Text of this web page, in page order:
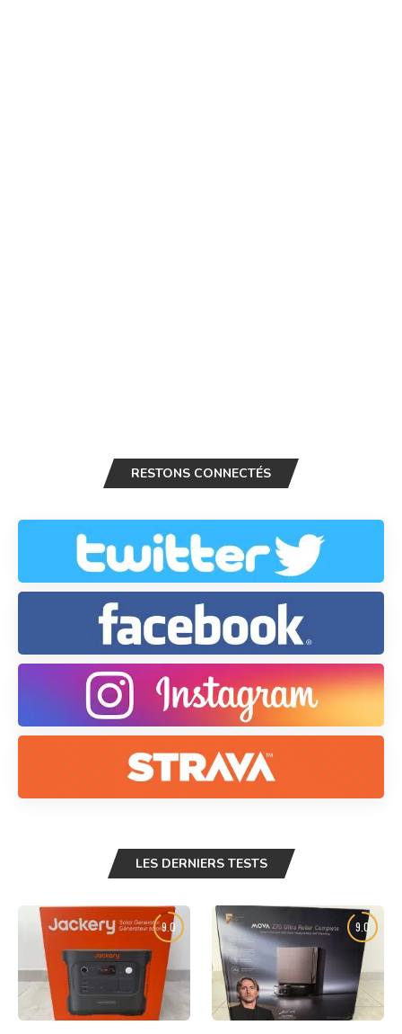
RESTONS CONNECTÉS
LES DERNIERS TESTS
9.0 9.0